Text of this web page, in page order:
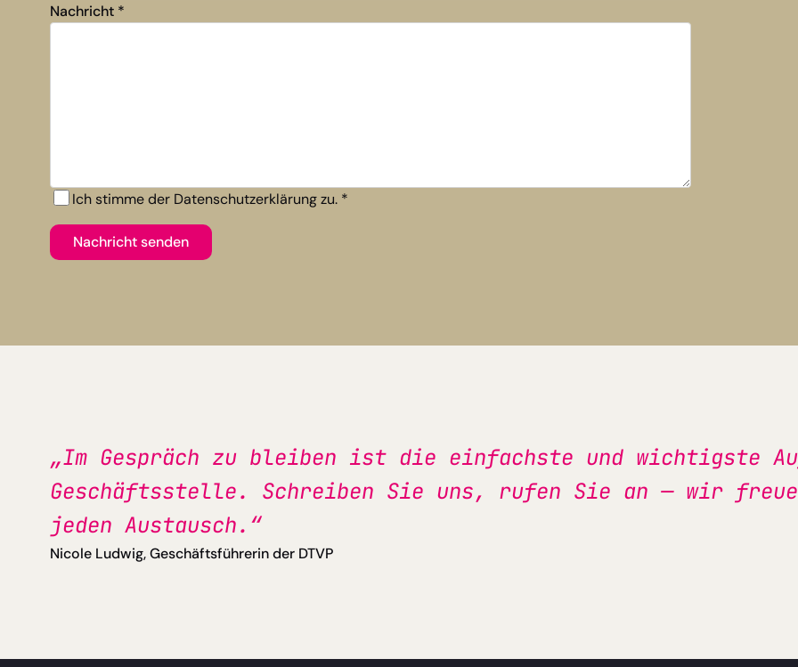
Nachricht *
Ich stimme der Datenschutzerklärung zu. *
Nachricht senden
„Im Gespräch zu bleiben ist die einfachste und wichtigste
Geschäftsstelle. Schreiben Sie uns, rufen Sie an — wir
jeden Austausch.“
Nicole Ludwig, Geschäftsführerin der DTVP